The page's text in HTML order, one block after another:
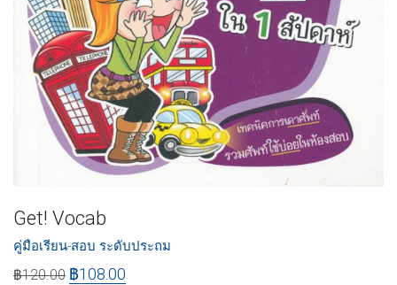
Get! Vocab
คู่มือเรียน-สอบ ระดับประถม
฿120.00 ฿108.00